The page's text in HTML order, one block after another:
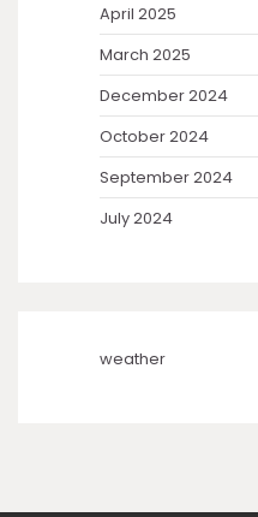
April 2025
March 2025
December 2024
October 2024
September 2024
July 2024
weather